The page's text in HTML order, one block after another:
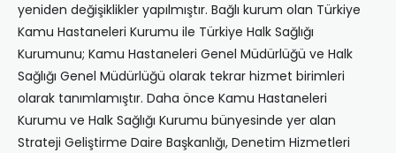
yeniden değişiklikler yapılmıştır. Bağlı kurum olan Türkiye
Kamu Hastaneleri Kurumu ile Türkiye Halk Sağlığı
Kurumunu; Kamu Hastaneleri Genel Müdürlüğü ve Halk
Sağlığı Genel Müdürlüğü olarak tekrar hizmet birimleri
olarak tanımlamıştır. Daha önce Kamu Hastaneleri
Kurumu ve Halk Sağlığı Kurumu bünyesinde yer alan
Strateji Geliştirme Daire Başkanlığı, Denetim Hizmetleri